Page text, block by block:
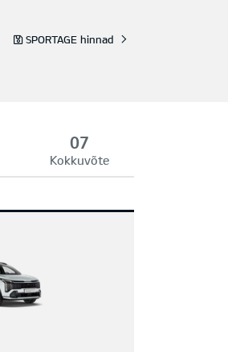
SPORTAGE hinnad
Kokkuvõte